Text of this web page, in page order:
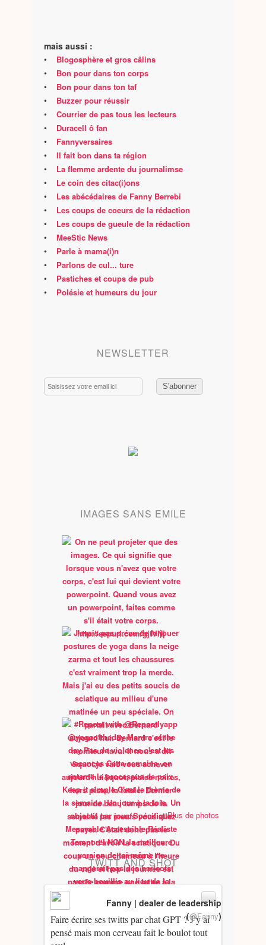
mais aussi :
• Blogosphère et gros câlins
• Bon pour dans ton corps
• Bon pour dans ton taf
• Buzzer pour réussir
• Courrier de pas tous les lecteurs
• Duracell ô fan
• Fannyversaires
• Il fait bon dans ta région
• La flemme ardente du journalimse
• Le coin des citac(i)ons
• Les abécédaires de Fanny Berrebi
• Les coups de coeurs de la rédaction
• Les coups de gueule de la rédaction
• MeeStic News
• Parle à mama(i)n
• Parlons de cul... ture
• Pastiches et coups de pub
• Polésie et humeurs du jour
NEWSLETTER
Email
IMAGES SANS EMILE
Plus de photos
TWITT AND SHOT
Faire écrire ses twitts par chat GPT ? J’y ai
pensé mais mon cerveau fait le boulot tout
Fanny | dealer de leadership
(@Fanny)